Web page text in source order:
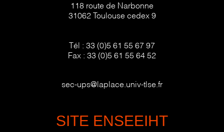
118 route de Narbonne
31062 Toulouse cedex 9
Tél : 33 (0)5 61 55 67 97
Fax : 33 (0)5 61 55 64 52
sec-ups@laplace.univ-tlse.fr
SITE ENSEEIHT